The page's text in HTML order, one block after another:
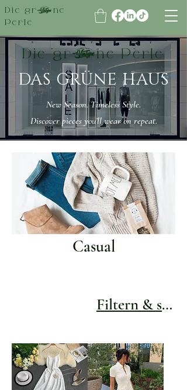
Die grüne
Perle
Die grüne Perle
DAS GRÜNE HAUS
New Season. Timeless Style.
Discover pieces you’ll wear on repeat.
Casual
Filtern &